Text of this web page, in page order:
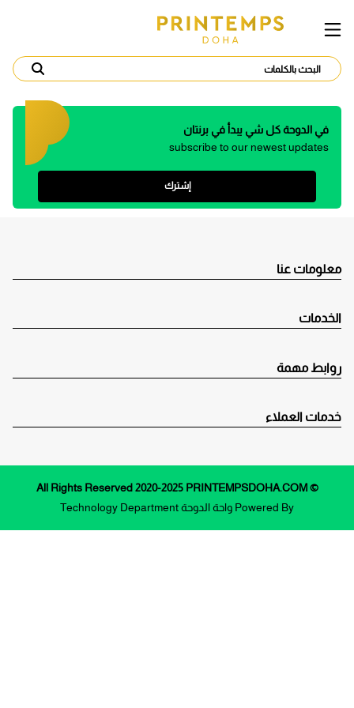
في الدوحة كل شي يبدأ في برنتان
subscribe to our newest updates
إشترك
معلومات عنا
الخدمات
روابط مهمة
خدمات العملاء
© All Rights Reserved 2020-2025 PRINTEMPSDOHA.COM
Powered By واحة الدوحة